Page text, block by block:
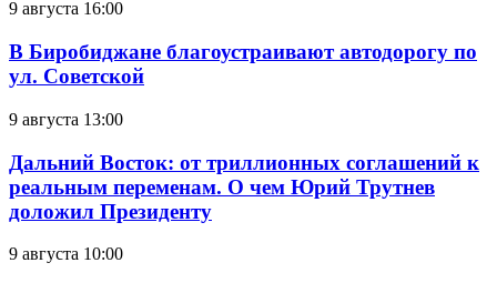
9 августа 16:00
В Биробиджане благоустраивают автодорогу по
ул. Советской
9 августа 13:00
Дальний Восток: от триллионных соглашений к
реальным переменам. О чем Юрий Трутнев
доложил Президенту
9 августа 10:00